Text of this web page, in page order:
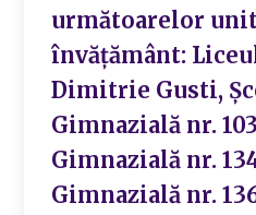
următoarelor
învățământ:
Dimitrie Gusti,
Gimnazială nr.
Gimnazială nr.
Gimnazială nr.